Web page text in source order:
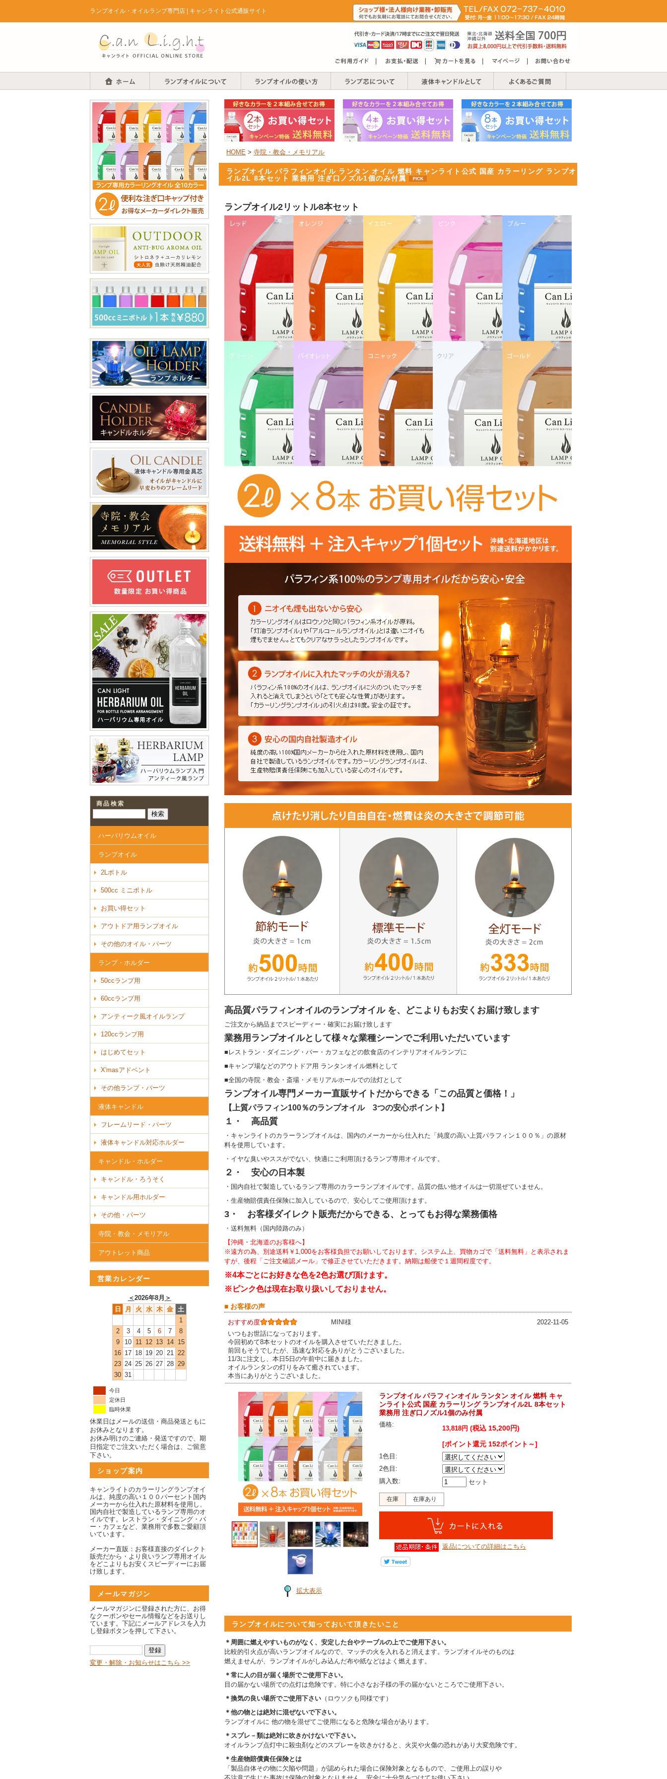
ランプオイル・オイルランプ専門店 | キャンライト公式通販サイト
商品検索
ハーバリウムオイル
ランプオイル
2Lボトル
500cc ミニボトル
お買い得セット
アウトドア用ランプオイル
その他のオイル・パーツ
ランプ・ホルダー
50ccランプ用
60ccランプ用
アンティーク風オイルランプ
120ccランプ用
はじめてセット
X'masアドベント
その他ランプ・パーツ
液体キャンドル
フレームリード・パーツ
液体キャンドル対応ホルダー
キャンドル・ホルダー
キャンドル・ろうそく
キャンドル用ホルダー
その他・パーツ
寺院・教会・メモリアル
アウトレット商品
営業カレンダー
＜2026年8月 ＞
日
月 火 水 木 金 土
1
2
3 4 5 6 7
8
9
10 11 12 13 14
15
16 17 18 19 20 21 22
23 24 25 26 27 28 29
30 31
今日
定休日
臨時休業
休業日はメールの送信・商品発送ともに
お休みとなります。
お休み明けのご連絡・発送ですので、期
日指定でご注文いただく場合は、ご留意
下さい。
ショップ案内
キャンライトのカラーリングランプオイ
ルは、純度の高い１００パーセント国内
メーカーから仕入れた原材料を使用し、
国内自社で製造しているランプ専用のオ
イルです。レストラン・ダイニング・バ
ー・カフェなど、業務用で多数ご愛顧頂
いています。
メーカー直販：お客様直接のダイレクト
販売だから・より良いランプ専用オイル
をどこよりもお安くスピーディーにお届
け致します。
メールマガジン
メールマガジンに登録された方に、お得
なクーポンやセール情報などをお送りし
ています。下記にメールアドレスを入力
し登録ボタンを押して下さい。
変更・解除・お知らせはこちら >>
HOME > 寺院・教会・メモリアル
ランプオイル パラフィンオイル ランタン オイル 燃料 キャンライト公式 国産 カラーリング ランプオ
イル2L 8本セット 業務用 注ぎ口ノズル1個のみ付属
ランプオイル2リットル8本セット
高品質パラフィンオイルのランプオイル を、どこよりもお安くお届け致します
ご注文から納品までスピーディー・確実にお届け致します
業務用ランプオイルとして様々な業種シーンでご利用いただいています
■レストラン・ダイニング・バー・カフェなどの飲食店のインテリアオイルランプに
■キャンプ場などのアウトドア用 ランタンオイル燃料として
■全国の寺院・教会・斎場・メモリアルホールでの法灯として
ランプオイル専門メーカー直販サイトだからできる「この品質と価格！」
【上質パラフィン100％のランプオイル 3つの安心ポイント】
１・ 高品質
・キャンライトのカラーランプオイルは、国内のメーカーから仕入れた「純度の高い上質パラフィン１００％」の原材
料を使用しています。
・イヤな臭いやススがでない、快適にご利用頂けるランプ専用オイルです。
２・ 安心の日本製
・国内自社で製造しているランプ専用のカラーランプオイルです。品質の低い他オイルは一切混ぜていません。
・生産物賠償責任保険に加入しているので、安心してご使用頂けます。
3・ お客様ダイレクト販売だからできる、とってもお得な業務価格
・送料無料（国内陸路のみ）
【沖縄・北海道のお客様へ】
※遠方の為、別途送料￥1,000をお客様負担でお願いしております。システム上、買物カゴで「送料無料」と表示されま
すが、後程「ご注文確認メール」で修正させていただきます。納期は船便で１週間程度です。
※4本ごとにお好きな色を2色お選び頂けます。
※ピンク色は現在お取り扱いしておりません。
■ お客様の声
おすすめ度 MINI様
2022-11-05
いつもお世話になっております。
今回初めて8本セットのオイルを購入させていただきました。
前回もそうでしたが、迅速な対応をありがとうございました。
11/3に注文し、本日5日の午前中に届きました。
オイルランタンの灯りをみて癒されています。
本当にありがとうございました。
拡大表示
ランプオイル パラフィンオイル ランタン オイル 燃料 キャ
ンライト公式 国産 カラーリング ランプオイル2L 8本セット
業務用 注ぎ口ノズル1個のみ付属
価格:
13,818円 (税込 15,200円)
[ポイント還元 152ポイント～]
1色目:
2色目:
購入数:
セット
在庫 在庫あり
返品についての詳細はこちら
ランプオイルについて知っておいて頂きたいこと
＊周囲に燃えやすいものがなく、安定した台やテーブルの上でご使用下さい。
比較的引火点が高いランプオイルなので、マッチの火を入れると消えます。ランプオイルそのものは
燃えませんが、ランプオイルがしみ込んだ布や紙などはよく燃えます。
＊常に人の目が届く場所でご使用下さい。
目の届かない場所での点灯は危険です。特に小さなお子様の手の届かないところでご使用下さい。
＊換気の良い場所でご使用下さい （ロウソクも同様です）
＊他の物とは絶対に混ぜないで下さい。
ランプオイルに 他の物を混ぜてご使用になると危険な場合があります。
＊スプレ－類は絶対に吹きかけないで下さい。
オイルランプ点灯中に殺虫剤などのスプレーを吹きかけると、火災や火傷の恐れがあり大変危険です。
＊生産物賠償責任保険とは
「製品自体その物に欠陥や問題」が認められた場合に保険対象となるもので、ご使用上の誤りや